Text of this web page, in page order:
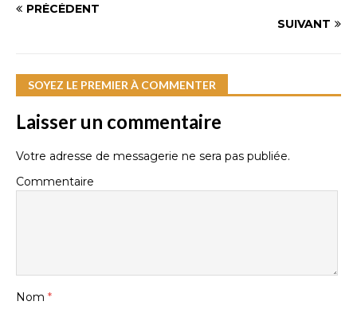
PRÉCÉDENT
SUIVANT
SOYEZ LE PREMIER À COMMENTER
Laisser un commentaire
Votre adresse de messagerie ne sera pas publiée.
Commentaire
Nom *